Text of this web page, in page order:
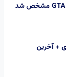
+ آخرین